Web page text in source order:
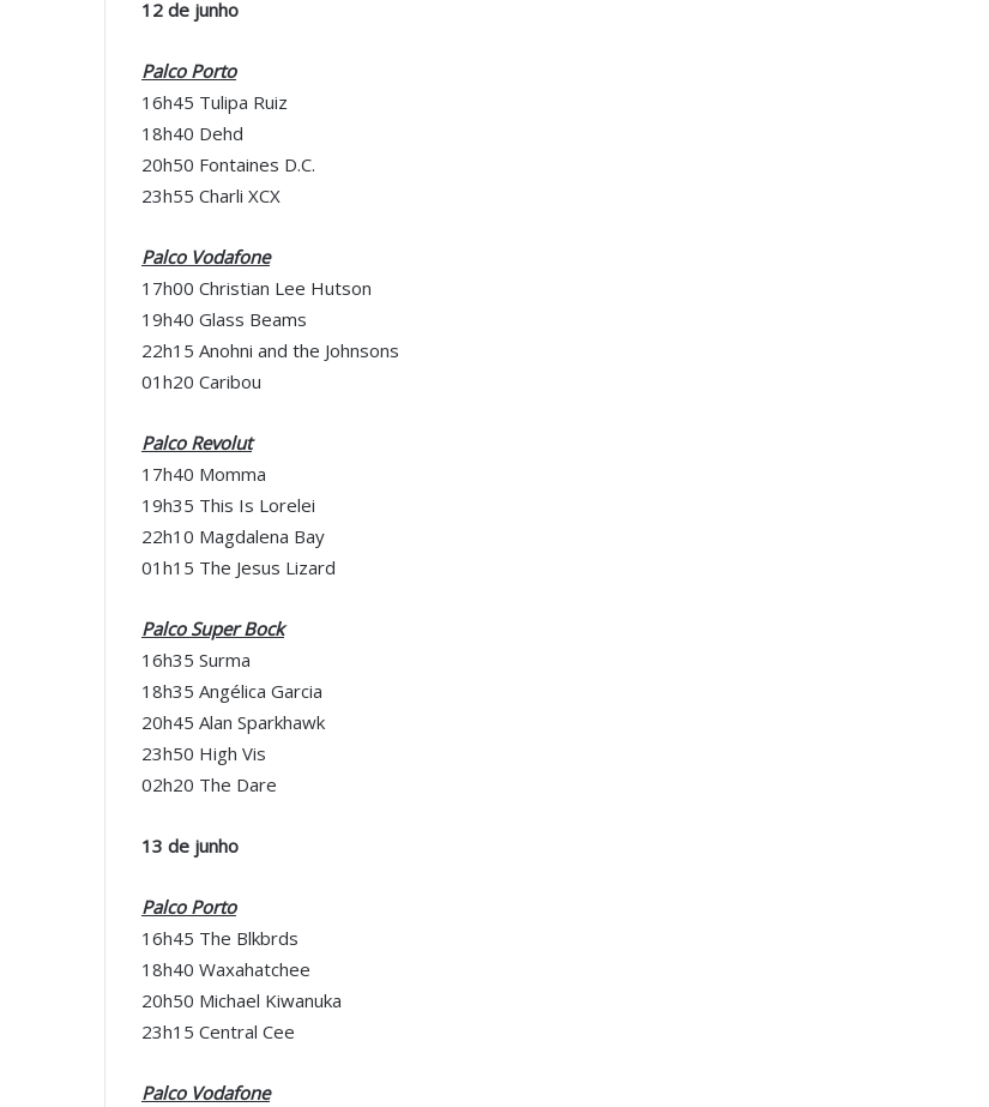
12 de junho
Palco Porto
16h45 Tulipa Ruiz
18h40 Dehd
20h50 Fontaines D.C.
23h55 Charli XCX
Palco Vodafone
17h00 Christian Lee Hutson
19h40 Glass Beams
22h15 Anohni and the Johnsons
01h20 Caribou
Palco Revolut
17h40 Momma
19h35 This Is Lorelei
22h10 Magdalena Bay
01h15 The Jesus Lizard
Palco Super Bock
16h35 Surma
18h35 Angélica Garcia
20h45 Alan Sparkhawk
23h50 High Vis
02h20 The Dare
13 de junho
Palco Porto
16h45 The Blkbrds
18h40 Waxahatchee
20h50 Michael Kiwanuka
23h15 Central Cee
Palco Vodafone